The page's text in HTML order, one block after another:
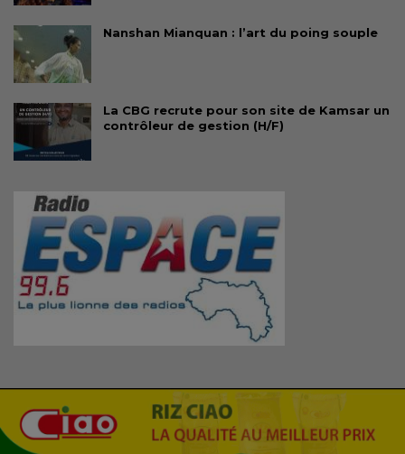
Nanshan Mianquan : l’art du poing souple
La CBG recrute pour son site de Kamsar un
contrôleur de gestion (H/F)